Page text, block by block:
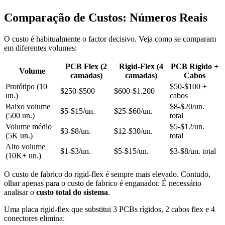
Comparação de Custos: Números Reais
O custo é habitualmente o factor decisivo. Veja como se comparam
em diferentes volumes:
Volume
PCB Flex (2
camadas)
Rigid-Flex (4
camadas)
PCB Rígido +
Cabos
Protótipo (10
un.)
$250-$500 $600-$1.200
$50-$100 +
cabos
Baixo volume
(500 un.)
$5-$15/un. $25-$60/un.
$8-$20/un.
total
Volume médio
(5K un.)
$3-$8/un. $12-$30/un.
$5-$12/un.
total
Alto volume
(10K+ un.)
$1-$3/un. $5-$15/un. $3-$8/un. total
O custo de fabrico do rigid-flex é sempre mais elevado. Contudo,
olhar apenas para o custo de fabrico é enganador. É necessário
analisar o custo total do sistema.
Uma placa rigid-flex que substitui 3 PCBs rígidos, 2 cabos flex e 4
conectores elimina: